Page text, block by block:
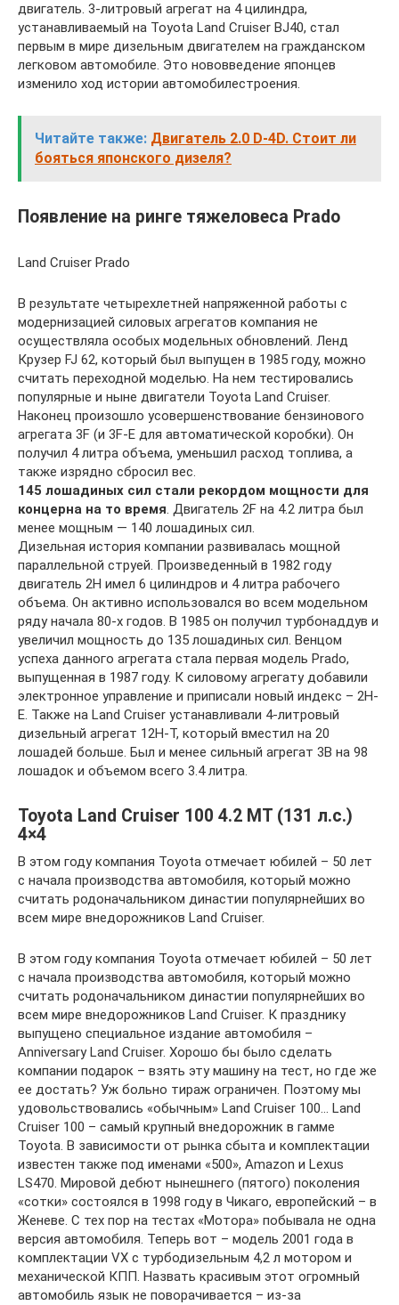
двигатель. 3-литровый агрегат на 4 цилиндра,
устанавливаемый на Toyota Land Cruiser BJ40, стал
первым в мире дизельным двигателем на гражданском
легковом автомобиле. Это нововведение японцев
изменило ход истории автомобилестроения.
Читайте также: Двигатель 2.0 D-4D. Стоит ли
бояться японского дизеля?
Появление на ринге тяжеловеса Prado
Land Cruiser Prado
В результате четырехлетней напряженной работы с
модернизацией силовых агрегатов компания не
осуществляла особых модельных обновлений. Ленд
Крузер FJ 62, который был выпущен в 1985 году, можно
считать переходной моделью. На нем тестировались
популярные и ныне двигатели Toyota Land Cruiser.
Наконец произошло усовершенствование бензинового
агрегата 3F (и 3F-E для автоматической коробки). Он
получил 4 литра объема, уменьшил расход топлива, а
также изрядно сбросил вес.
145 лошадиных сил стали рекордом мощности для
концерна на то время. Двигатель 2F на 4.2 литра был
менее мощным — 140 лошадиных сил.
Дизельная история компании развивалась мощной
параллельной струей. Произведенный в 1982 году
двигатель 2H имел 6 цилиндров и 4 литра рабочего
объема. Он активно использовался во всем модельном
ряду начала 80-х годов. В 1985 он получил турбонаддув и
увеличил мощность до 135 лошадиных сил. Венцом
успеха данного агрегата стала первая модель Prado,
выпущенная в 1987 году. К силовому агрегату добавили
электронное управление и приписали новый индекс – 2H-
E. Также на Land Cruiser устанавливали 4-литровый
дизельный агрегат 12H-T, который вместил на 20
лошадей больше. Был и менее сильный агрегат 3В на 98
лошадок и объемом всего 3.4 литра.
Toyota Land Cruiser 100 4.2 MT (131 л.с.)
4×4
В этом году компания Toyota отмечает юбилей – 50 лет
с начала производства автомобиля, который можно
считать родоначальником династии популярнейших во
всем мире внедорожников Land Cruiser.
В этом году компания Toyota отмечает юбилей – 50 лет
с начала производства автомобиля, который можно
считать родоначальником династии популярнейших во
всем мире внедорожников Land Cruiser. К празднику
выпущено специальное издание автомобиля –
Anniversary Land Cruiser. Хорошо бы было сделать
компании подарок – взять эту машину на тест, но где же
ее достать? Уж больно тираж ограничен. Поэтому мы
удовольствовались «обычным» Land Cruiser 100… Land
Cruiser 100 – самый крупный внедорожник в гамме
Toyota. В зависимости от рынка сбыта и комплектации
известен также под именами «500», Amazon и Lexus
LS470. Мировой дебют нынешнего (пятого) поколения
«сотки» состоялся в 1998 году в Чикаго, европейский – в
Женеве. С тех пор на тестах «Мотора» побывала не одна
версия автомобиля. Теперь вот – модель 2001 года в
комплектации VX с турбодизельным 4,2 л мотором и
механической КПП. Назвать красивым этот огромный
автомобиль язык не поворачивается – из-за